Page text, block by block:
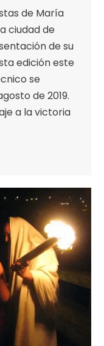
de María
ciudad de
de su
edición este
se
de 2019.
a la victoria